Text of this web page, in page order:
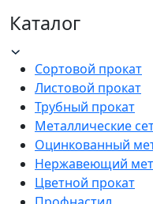
Каталог
Сортовой прокат
Листовой прокат
Трубный прокат
Металлические
Оцинкованный
Нержавеющий
Цветной прокат